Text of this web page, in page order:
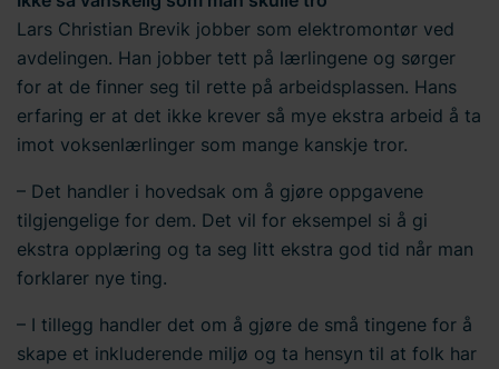
vi behandlerpersonopplysninger . Skriv inn din
samtykke-ID og datoen du kontaktet oss angående
samtykket ditt.
Lars Christian Brevik jobber som elektromontør ved
avdelingen. Han jobber tett på lærlingene og sørger
for at de finner seg til rette på arbeidsplassen. Hans
erfaring er at det ikke krever så mye ekstra arbeid å ta
imot voksenlærlinger som mange kanskje tror.
– Det handler i hovedsak om å gjøre oppgavene
tilgjengelige for dem. Det vil for eksempel si å gi
ekstra opplæring og ta seg litt ekstra god tid når man
forklarer nye ting.
– I tillegg handler det om å gjøre de små tingene for å
skape et inkluderende miljø og ta hensyn til at folk har